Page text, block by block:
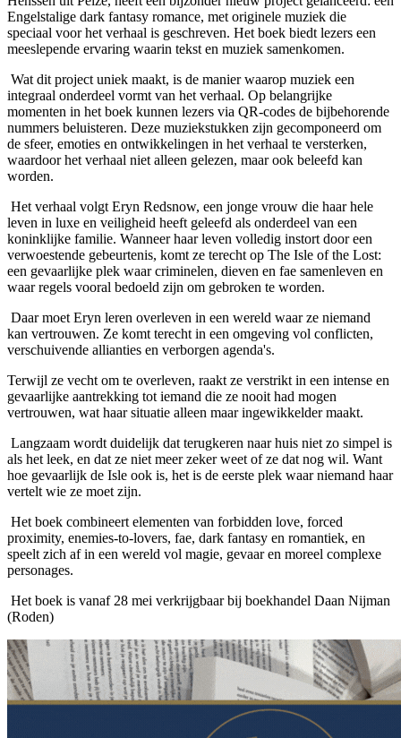
Engelstalige dark fantasy romance, met originele muziek die
speciaal voor het verhaal is geschreven. Het boek biedt lezers een
meeslepende ervaring waarin tekst en muziek samenkomen.
Wat dit project uniek maakt, is de manier waarop muziek een
integraal onderdeel vormt van het verhaal. Op belangrijke
momenten in het boek kunnen lezers via QR-codes de bijbehorende
nummers beluisteren. Deze muziekstukken zijn gecomponeerd om
de sfeer, emoties en ontwikkelingen in het verhaal te versterken,
waardoor het verhaal niet alleen gelezen, maar ook beleefd kan
worden.
Het verhaal volgt Eryn Redsnow, een jonge vrouw die haar hele
leven in luxe en veiligheid heeft geleefd als onderdeel van een
koninklijke familie. Wanneer haar leven volledig instort door een
verwoestende gebeurtenis, komt ze terecht op The Isle of the Lost:
een gevaarlijke plek waar criminelen, dieven en fae samenleven en
waar regels vooral bedoeld zijn om gebroken te worden.
Daar moet Eryn leren overleven in een wereld waar ze niemand
kan vertrouwen. Ze komt terecht in een omgeving vol conflicten,
verschuivende allianties en verborgen agenda's.
Terwijl ze vecht om te overleven, raakt ze verstrikt in een intense en
gevaarlijke aantrekking tot iemand die ze nooit had mogen
vertrouwen, wat haar situatie alleen maar ingewikkelder maakt.
Langzaam wordt duidelijk dat terugkeren naar huis niet zo simpel is
als het leek, en dat ze niet meer zeker weet of ze dat nog wil. Want
hoe gevaarlijk de Isle ook is, het is de eerste plek waar niemand haar
vertelt wie ze moet zijn.
Het boek combineert elementen van forbidden love, forced
proximity, enemies-to-lovers, fae, dark fantasy en romantiek, en
speelt zich af in een wereld vol magie, gevaar en moreel complexe
personages.
Het boek is vanaf 28 mei verkrijgbaar bij boekhandel Daan Nijman
(Roden)